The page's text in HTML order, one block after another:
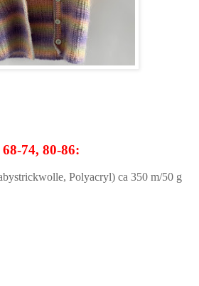
74, 80-86:
Polyacryl) ca 350 m/50 g